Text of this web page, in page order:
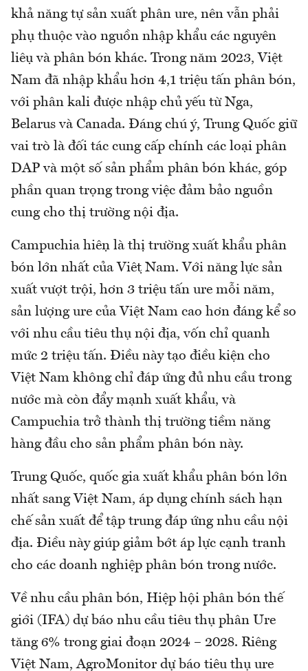
khả năng tự sản xuất phân ure, nên vẫn phải
phụ thuộc vào nguồn nhập khẩu các nguyên
liệu và phân bón khác. Trong năm 2023, Việt
Nam đã nhập khẩu hơn 4,1 triệu tấn phân bón,
với phân kali được nhập chủ yếu từ Nga,
Belarus và Canada. Đáng chú ý, Trung Quốc giữ
vai trò là đối tác cung cấp chính các loại phân
DAP và một số sản phẩm phân bón khác, góp
phần quan trọng trong việc đảm bảo nguồn
cung cho thị trường nội địa.
Campuchia hiện là thị trường xuất khẩu phân
bón lớn nhất của Việt Nam. Với năng lực sản
xuất vượt trội, hơn 3 triệu tấn ure mỗi năm,
sản lượng ure của Việt Nam cao hơn đáng kể so
với nhu cầu tiêu thụ nội địa, vốn chỉ quanh
mức 2 triệu tấn. Điều này tạo điều kiện cho
Việt Nam không chỉ đáp ứng đủ nhu cầu trong
nước mà còn đẩy mạnh xuất khẩu, và
Campuchia trở thành thị trường tiềm năng
hàng đầu cho sản phẩm phân bón này.
Trung Quốc, quốc gia xuất khẩu phân bón lớn
nhất sang Việt Nam, áp dụng chính sách hạn
chế sản xuất để tập trung đáp ứng nhu cầu nội
địa. Điều này giúp giảm bớt áp lực cạnh tranh
cho các doanh nghiệp phân bón trong nước.
Về nhu cầu phân bón, Hiệp hội phân bón thế
giới (IFA) dự báo nhu cầu tiêu thụ phân Ure
tăng 6% trong giai đoạn 2024 – 2028. Riêng
Việt Nam, AgroMonitor dự báo tiêu thụ ure